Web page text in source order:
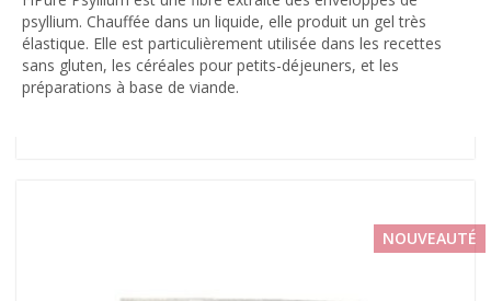
psyllium. Chauffée dans un liquide, elle produit un gel très
élastique. Elle est particulièrement utilisée dans les recettes
sans gluten, les céréales pour petits-déjeuners, et les
préparations à base de viande.
NOUVEAUTÉ